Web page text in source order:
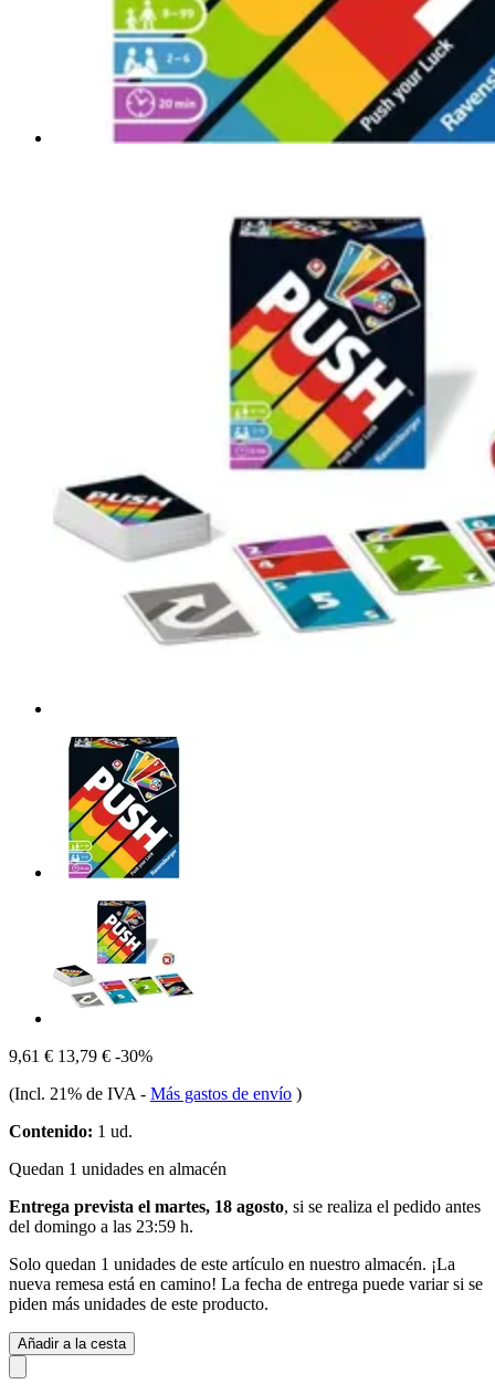
9,61 € 13,79 € -30%
(Incl. 21% de IVA - Más gastos de envío )
Contenido: 1 ud.
Quedan 1 unidades en almacén
Entrega prevista el martes, 18 agosto, si se realiza el pedido antes
del domingo a las 23:59 h.
Solo quedan 1 unidades de este artículo en nuestro almacén. ¡La
nueva remesa está en camino! La fecha de entrega puede variar si se
piden más unidades de este producto.
Añadir a la cesta